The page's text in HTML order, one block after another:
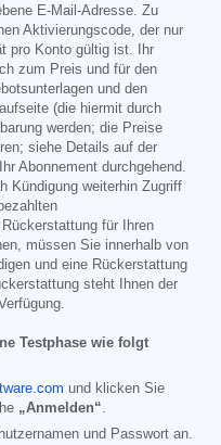
E-Mail-Adresse. Zu
Aktivierungscode, der nur
pro Konto gültig ist. Ihr
zum Preis und für den
und den
(die hiermit durch
werden; die Preise
siehe Details auf der
Abonnement durchgehend.
Kündigung weiterhin Zugriff
für Ihren
müssen Sie innerhalb von
und eine Rückerstattung
steht Ihnen der
Testphase wie folgt
und klicken Sie
„Anmelden“.
und Passwort an.